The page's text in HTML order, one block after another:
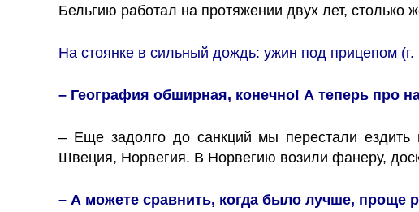
Бельгию работал на протяжении двух лет,
На стоянке в сильный дождь: ужин под прицепом
– География обширная, конечно! А теперь про
– Еще задолго до санкций мы перестали ездить
Швеция, Норвегия. В Норвегию возили фанеру,
– А можете сравнить, когда было лучше, проще